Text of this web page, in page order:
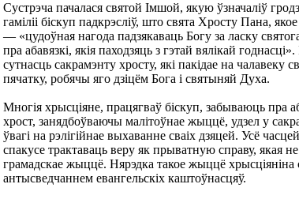
Сустрэча пачалася святой Імшой, якую ўзначаліў
гаміліі біскуп падкрэсліў, што свята Хросту Пана,
— «цудоўная нагода падзякаваць Богу за ласку
пра абавязкі, якія паходзяць з гэтай вялікай
сутнасць сакрамэнту хросту, які пакідае на чалавеку
пячатку, робячы яго дзіцём Бога і святыняй Духа.
Многія хрысціяне, працягваў біскуп, забываюць пра
хрост, занядбоўваючы малітоўнае жыццё, удзел у
ўвагі на рэлігійнае выхаванне сваіх дзяцей. Усё
спакусе трактаваць веру як прыватную справу, якая
грамадскае жыццё. Нярэдка такое жыццё
антысведчаннем евангельскіх каштоўнасцяў.